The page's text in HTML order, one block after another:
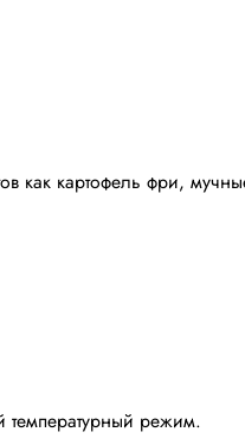
как картофель фри,
температурный режим.